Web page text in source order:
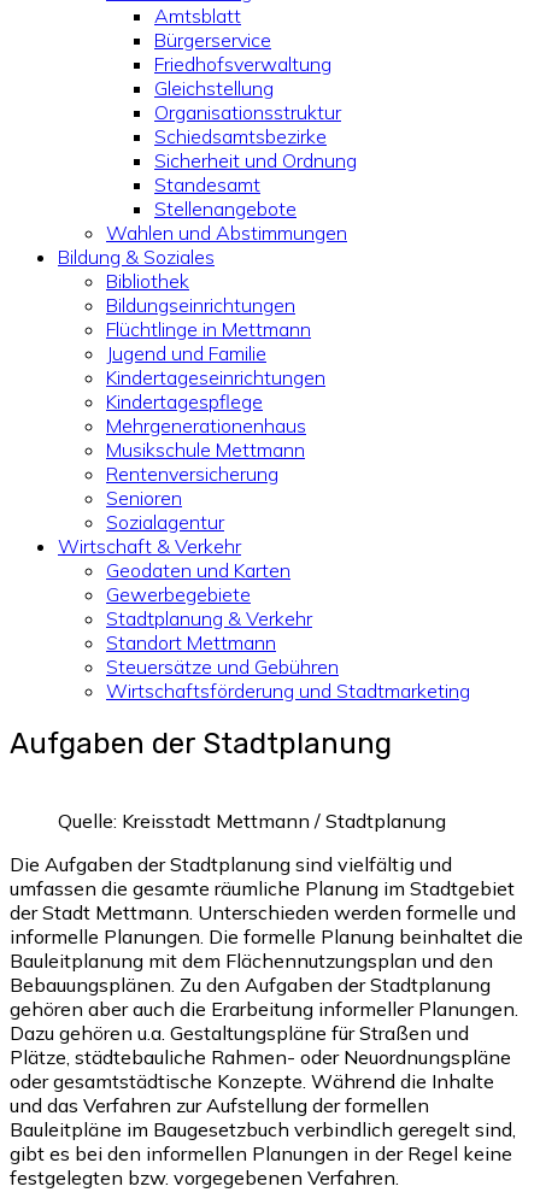
Amtsblatt
Bürgerservice
Friedhofsverwaltung
Gleichstellung
Organisationsstruktur
Schiedsamtsbezirke
Sicherheit und Ordnung
Standesamt
Stellenangebote
Wahlen und Abstimmungen
Bildung & Soziales
Bibliothek
Bildungseinrichtungen
Flüchtlinge in Mettmann
Jugend und Familie
Kindertageseinrichtungen
Kindertagespflege
Mehrgenerationenhaus
Musikschule Mettmann
Rentenversicherung
Senioren
Sozialagentur
Wirtschaft & Verkehr
Geodaten und Karten
Gewerbegebiete
Stadtplanung & Verkehr
Standort Mettmann
Steuersätze und Gebühren
Wirtschaftsförderung und Stadtmarketing
Aufgaben der Stadtplanung
Quelle: Kreisstadt Mettmann / Stadtplanung
Die Aufgaben der Stadtplanung sind vielfältig und
umfassen die gesamte räumliche Planung im Stadtgebiet
der Stadt Mettmann. Unterschieden werden formelle und
informelle Planungen. Die formelle Planung beinhaltet die
Bauleitplanung mit dem Flächennutzungsplan und den
Bebauungsplänen. Zu den Aufgaben der Stadtplanung
gehören aber auch die Erarbeitung informeller Planungen.
Dazu gehören u.a. Gestaltungspläne für Straßen und
Plätze, städtebauliche Rahmen- oder Neuordnungspläne
oder gesamtstädtische Konzepte. Während die Inhalte
und das Verfahren zur Aufstellung der formellen
Bauleitpläne im Baugesetzbuch verbindlich geregelt sind,
gibt es bei den informellen Planungen in der Regel keine
festgelegten bzw. vorgegebenen Verfahren.